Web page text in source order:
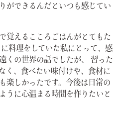
ができるんだといつも感じてい
覚えるこころごはんがとてもた
料理をしていた私にとって、感
くの世界の話でしたが、 習った
く、食べたい味付けや、食材に
楽しかったです。今後は日常の
うに心温まる時間を作りたいと